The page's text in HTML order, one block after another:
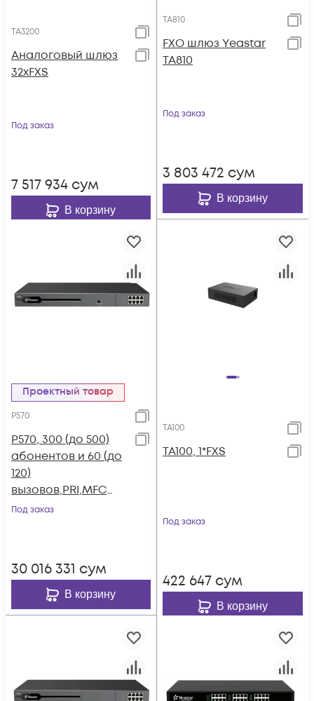
TA3200
Аналоговый шлюз
32xFXS
Под заказ
7 517 934 сум
В корзину
TA810
FXO шлюз Yeastar
TA810
Под заказ
3 803 472 сум
В корзину
Проектный товар
P570
P570, 300 (до 500)
абонентов и 60 (до
120)
вызовов,PRI,MFC
R2,SS7,поддержка
Под заказ
30 016 331 сум
В корзину
TA100
TA100, 1*FXS
Под заказ
422 647 сум
В корзину